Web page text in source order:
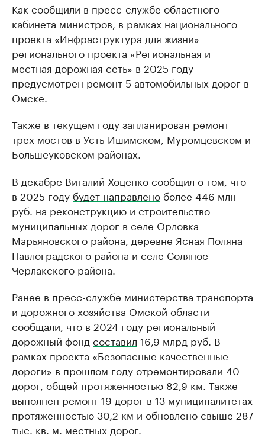
Как сообщили в пресс-службе областного
кабинета министров, в рамках национального
проекта «Инфраструктура для жизни»
регионального проекта «Региональная и
местная дорожная сеть» в 2025 году
предусмотрен ремонт 5 автомобильных дорог в
Омске.
Также в текущем году запланирован ремонт
трех мостов в Усть-Ишимском, Муромцевском и
Большеуковском районах.
В декабре Виталий Хоценко сообщил о том, что
в 2025 году будет направлено более 446 млн
руб. на реконструкцию и строительство
муниципальных дорог в селе Орловка
Марьяновского района, деревне Ясная Поляна
Павлоградского района и селе Соляное
Черлакского района.
Ранее в пресс-службе министерства транспорта
и дорожного хозяйства Омской области
сообщали, что в 2024 году региональный
дорожный фонд составил 16,9 млрд руб. В
рамках проекта «Безопасные качественные
дороги» в прошлом году отремонтировали 40
дорог, общей протяженностью 82,9 км. Также
выполнен ремонт 19 дорог в 13 муниципалитетах
протяженностью 30,2 км и обновлено свыше 287
тыс. кв. м. местных дорог.